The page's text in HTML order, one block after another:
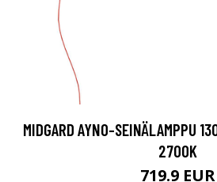
MIDGARD AYNO-SEINÄLAMPPU
2700K
719.9 EUR